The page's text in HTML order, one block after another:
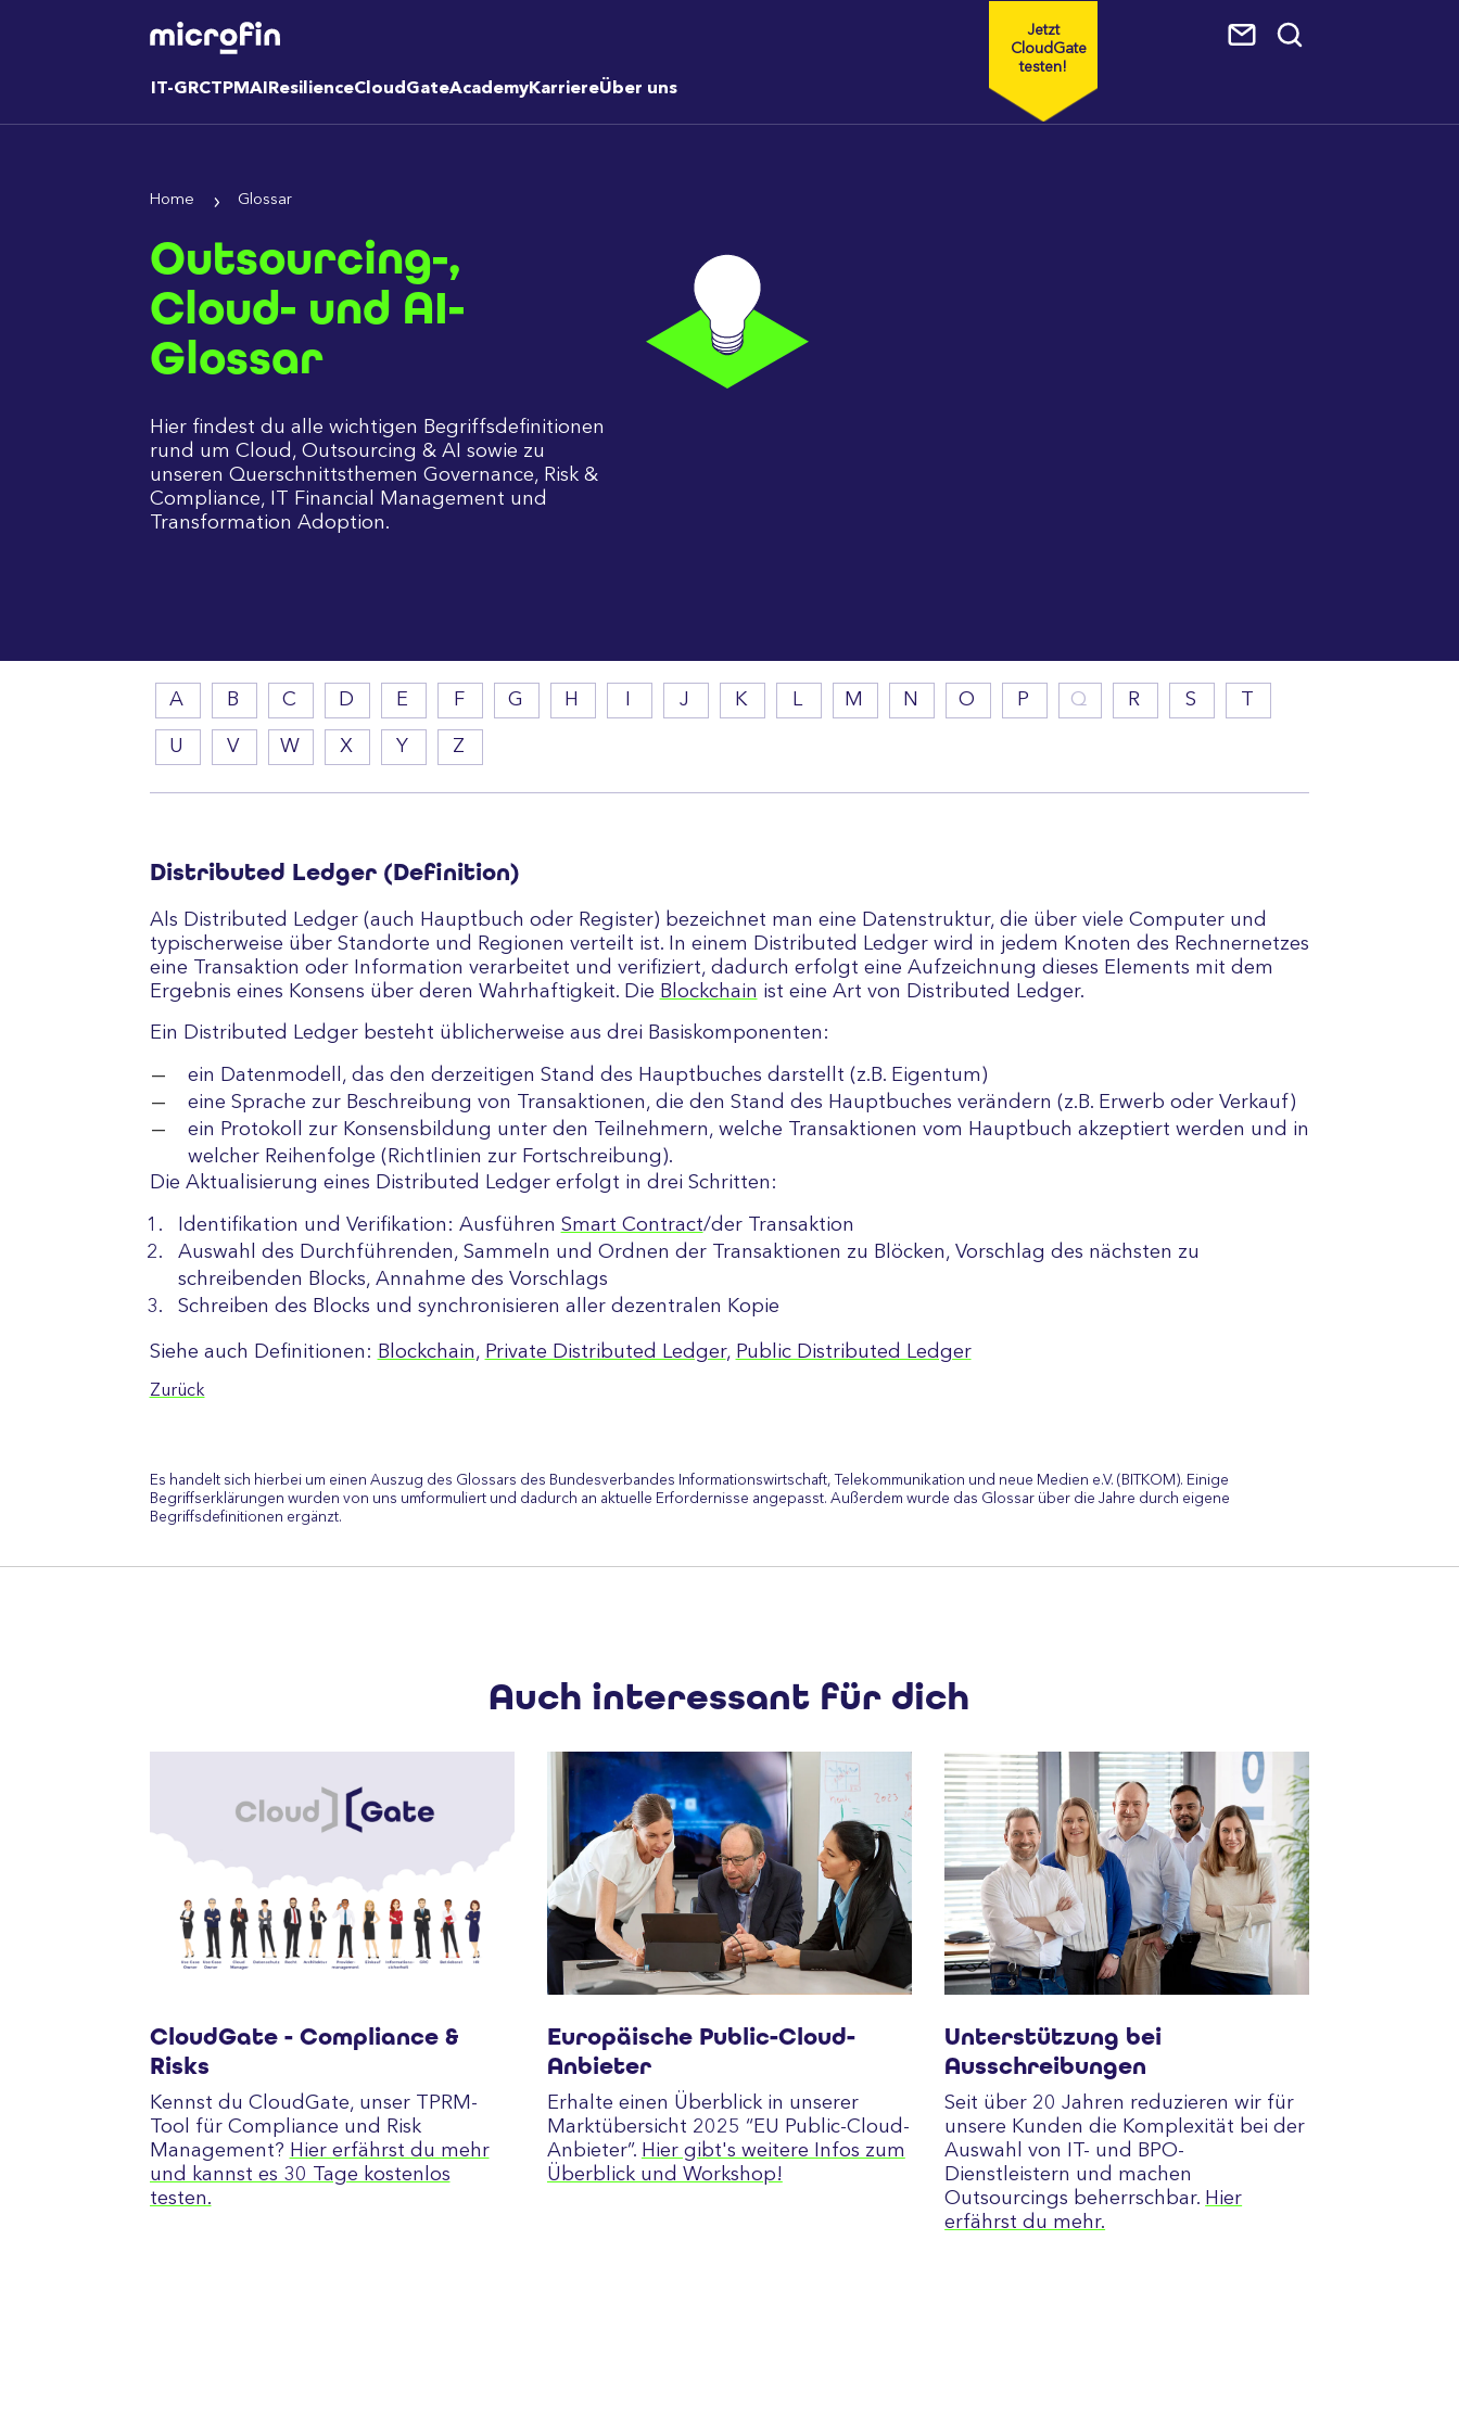
Jetzt
CloudGate
testen!
IT-GRCTPMAI ResilienceCloudGateAcademyKarriereÜber uns
Home Glossar
Outsourcing-,
Cloud- und AI-
Glossar
Hier findest du alle wichtigen Begriffsdefinitionen
rund um Cloud, Outsourcing & AI sowie zu
unseren Querschnittsthemen Governance, Risk &
Compliance, IT Financial Management und
Transformation Adoption.
A B C D E F G H J K L M N O P Q R S
U V W X Y Z
Distributed Ledger (Definition)
Als Distributed Ledger (auch Hauptbuch oder Register) bezeichnet man eine Datenstruktur, die über viele Computer und
typischerweise über Standorte und Regionen verteilt ist. In einem Distributed Ledger wird in jedem Knoten des Rechnernetzes
eine Transaktion oder Information verarbeitet und verifiziert, dadurch erfolgt eine Aufzeichnung dieses Elements mit dem
Ergebnis eines Konsens über deren Wahrhaftigkeit. Die Blockchain ist eine Art von Distributed Ledger.
Ein Distributed Ledger besteht üblicherweise aus drei Basiskomponenten:
ein Datenmodell, das den derzeitigen Stand des Hauptbuches darstellt (z.B. Eigentum)
eine Sprache zur Beschreibung von Transaktionen, die den Stand des Hauptbuches verändern (z.B. Erwerb oder Verkauf)
ein Protokoll zur Konsensbildung unter den Teilnehmern, welche Transaktionen vom Hauptbuch akzeptiert werden und in
welcher Reihenfolge (Richtlinien zur Fortschreibung).
Die Aktualisierung eines Distributed Ledger erfolgt in drei Schritten:
Identifikation und Verifikation: Ausführen Smart Contract/der Transaktion
Auswahl des Durchführenden, Sammeln und Ordnen der Transaktionen zu Blöcken, Vorschlag des nächsten zu
schreibenden Blocks, Annahme des Vorschlags
Schreiben des Blocks und synchronisieren aller dezentralen Kopie
Siehe auch Definitionen: Blockchain, Private Distributed Ledger, Public Distributed Ledger
Zurück
Es handelt sich hierbei um einen Auszug des Glossars des Bundesverbandes Informationswirtschaft, Telekommunikation und neue Medien e.V. (BITKOM). Einige
Begriffserklärungen wurden von uns umformuliert und dadurch an aktuelle Erfordernisse angepasst. Außerdem wurde das Glossar über die Jahre durch eigene
Begriffsdefinitionen ergänzt.
Auch interessant für dich
CloudGate - Compliance &
Risks
Kennst du CloudGate, unser TPRM-
Tool für Compliance und Risk
Management? Hier erfährst du mehr
und kannst es 30 Tage kostenlos
testen.
Europäische Public-Cloud-
Anbieter
Erhalte einen Überblick in unserer
Marktübersicht 2025 “EU Public-Cloud-
Anbieter”. Hier gibt's weitere Infos zum
Überblick und Workshop!
Unterstützung bei
Ausschreibungen
Seit über 20 Jahren reduzieren wir für
unsere Kunden die Komplexität bei der
Auswahl von IT- und BPO-
Dienstleistern und machen
Outsourcings beherrschbar. Hier
erfährst du mehr.